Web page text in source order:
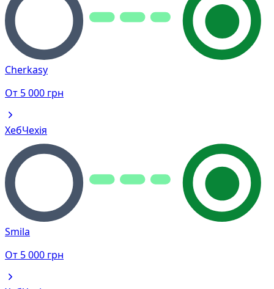
Cherkasy
От 5 000 грн
ХебЧехія
Smila
От 5 000 грн